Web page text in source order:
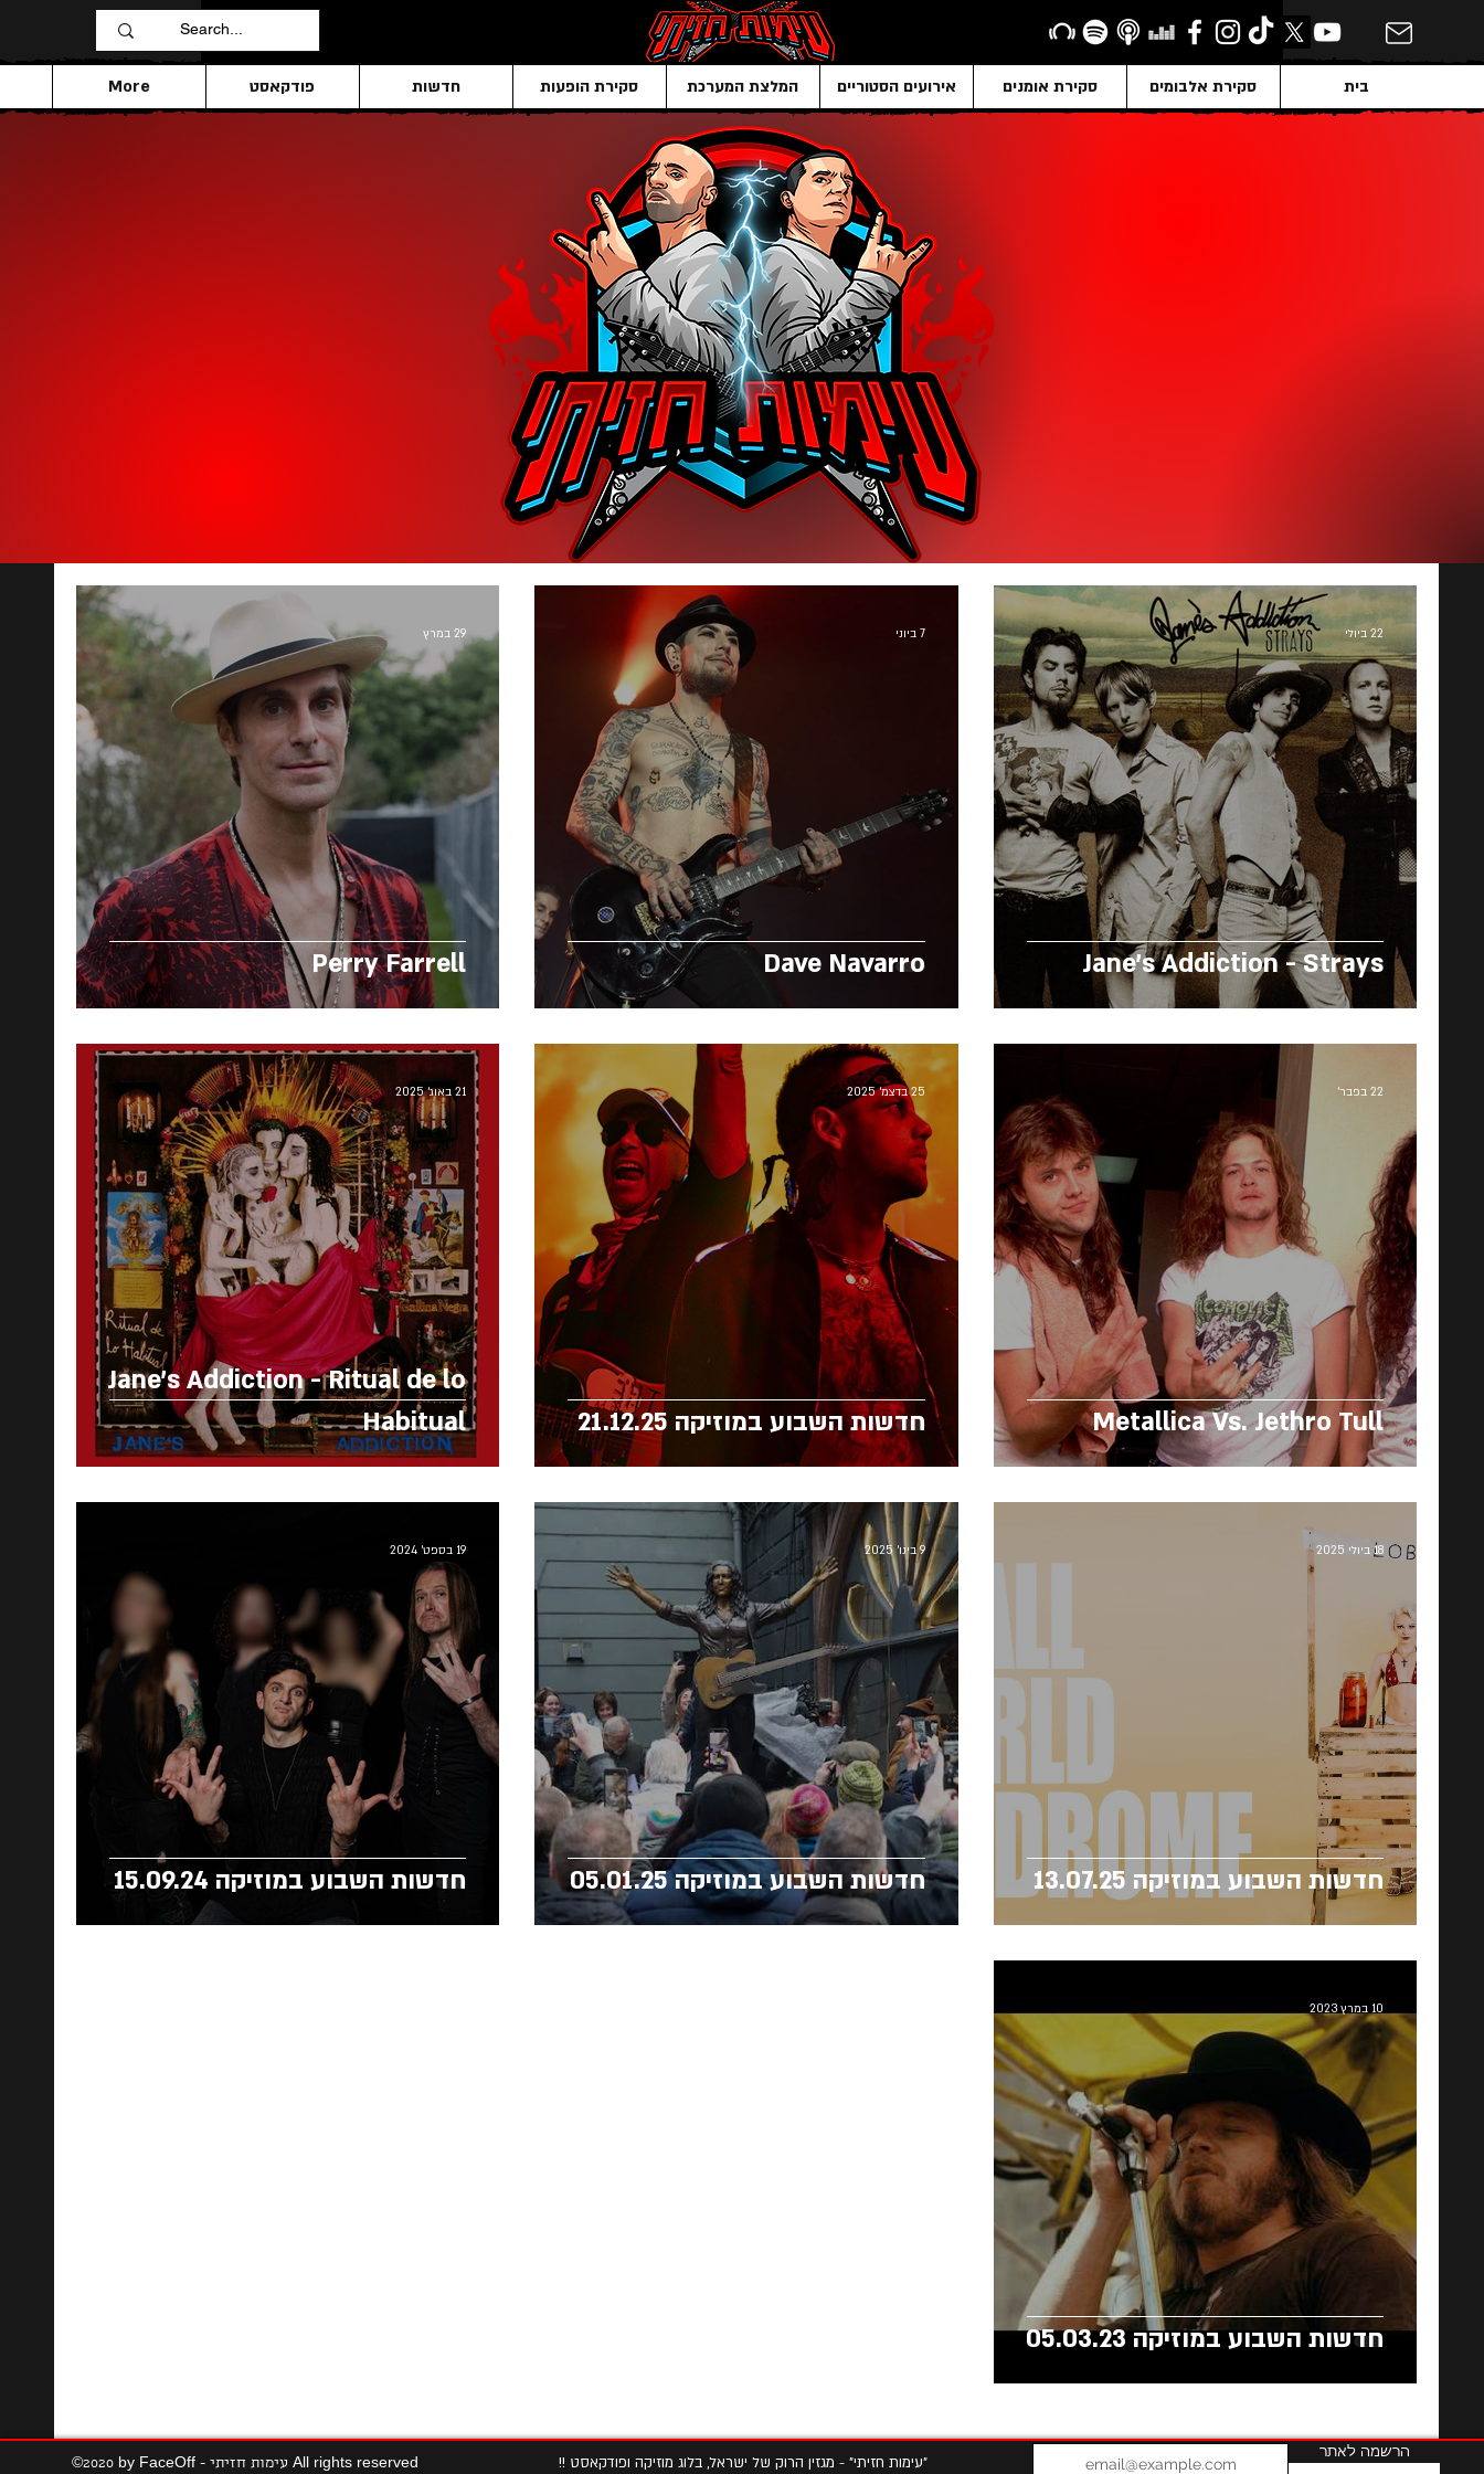
בית סקירת אלבומים סקירת אומנים אירועים הסטוריים המלצת המערכת סקירת הופעות חדשות פודקאסט More
Jane's Addiction - Strays
22 ביולי
Dave Navarro
7 ביוני
Perry Farrell
29 במרץ
Metallica Vs. Jethro Tull
22 בפבר׳
חדשות השבוע במוזיקה 21.12.25
25 בדצמ׳ 2025
Jane's Addiction - Ritual de lo
Habitual
21 באוג׳ 2025
חדשות השבוע במוזיקה 13.07.25
18 ביולי 2025
חדשות השבוע במוזיקה 05.01.25
9 בינו׳ 2025
חדשות השבוע במוזיקה 15.09.24
19 בספט׳ 2024
חדשות השבוע במוזיקה 05.03.23
10 במרץ 2023
©2020 by FaceOff - עימות חזיתי All rights reserved "עימות חזיתי" - מגזין הרוק של ישראל, בלוג מוזיקה ופודקאסט !!
הרשמה לאתר